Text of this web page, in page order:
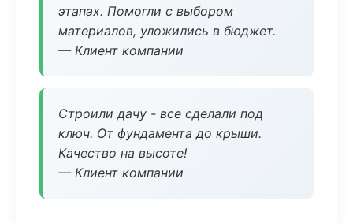
этапах. Помогли с выбором
материалов, уложились в бюджет.
— Клиент компании
Строили дачу - все сделали под
ключ. От фундамента до крыши.
Качество на высоте!
— Клиент компании